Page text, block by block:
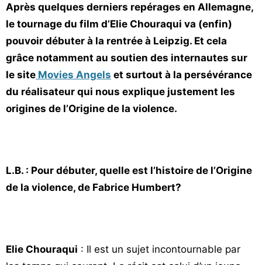
Après quelques derniers repérages en Allemagne,
le tournage du film d’Elie Chouraqui va (enfin)
pouvoir débuter à la rentrée à Leipzig. Et cela
grâce notamment au soutien des internautes sur
le site Movies Angels et surtout à la persévérance
du réalisateur qui nous explique justement les
origines de l’Origine de la violence.
L.B. : Pour débuter, quelle est l’histoire de l’Origine
de la violence, de Fabrice Humbert?
Elie Chouraqui : Il est un sujet incontournable par